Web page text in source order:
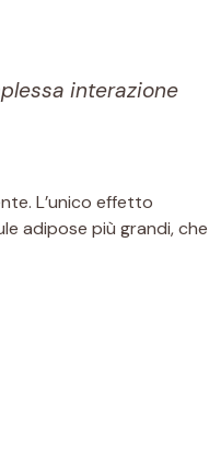
interazione
L’unico effetto
adipose più grandi, che